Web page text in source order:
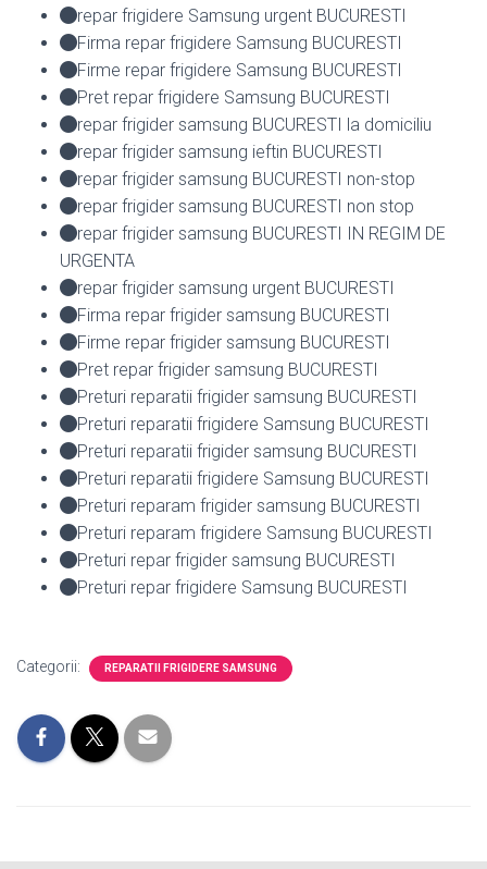
repar frigidere Samsung urgent BUCURESTI
Firma repar frigidere Samsung BUCURESTI
Firme repar frigidere Samsung BUCURESTI
Pret repar frigidere Samsung BUCURESTI
repar frigider samsung BUCURESTI la domiciliu
repar frigider samsung ieftin BUCURESTI
repar frigider samsung BUCURESTI non-stop
repar frigider samsung BUCURESTI non stop
repar frigider samsung BUCURESTI IN REGIM DE
URGENTA
repar frigider samsung urgent BUCURESTI
Firma repar frigider samsung BUCURESTI
Firme repar frigider samsung BUCURESTI
Pret repar frigider samsung BUCURESTI
Preturi reparatii frigider samsung BUCURESTI
Preturi reparatii frigidere Samsung BUCURESTI
Preturi reparatii frigider samsung BUCURESTI
Preturi reparatii frigidere Samsung BUCURESTI
Preturi reparam frigider samsung BUCURESTI
Preturi reparam frigidere Samsung BUCURESTI
Preturi repar frigider samsung BUCURESTI
Preturi repar frigidere Samsung BUCURESTI
Categorii: REPARATII FRIGIDERE SAMSUNG